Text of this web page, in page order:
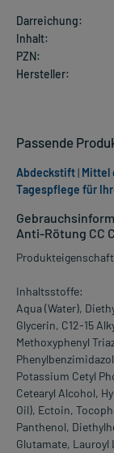
Darreichung:
Inhalt:
PZN:
Hersteller:
Anti-Rötung CC
Inhaltsstoffe:
Aqua (Water),
Glycerin, C12-15
Methoxyphenyl
Potassium Cetyl
Cetearyl Alcohol,
Oil), Ectoin,
Panthenol,
Glutamate,
Passende
Abdeckstift| Mittel
Tagespflege für